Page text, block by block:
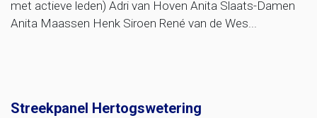
met actieve leden) Adri van Hoven Anita Slaats-Damen
Anita Maassen Henk Siroen René van de Wes...
Streekpanel Hertogswetering